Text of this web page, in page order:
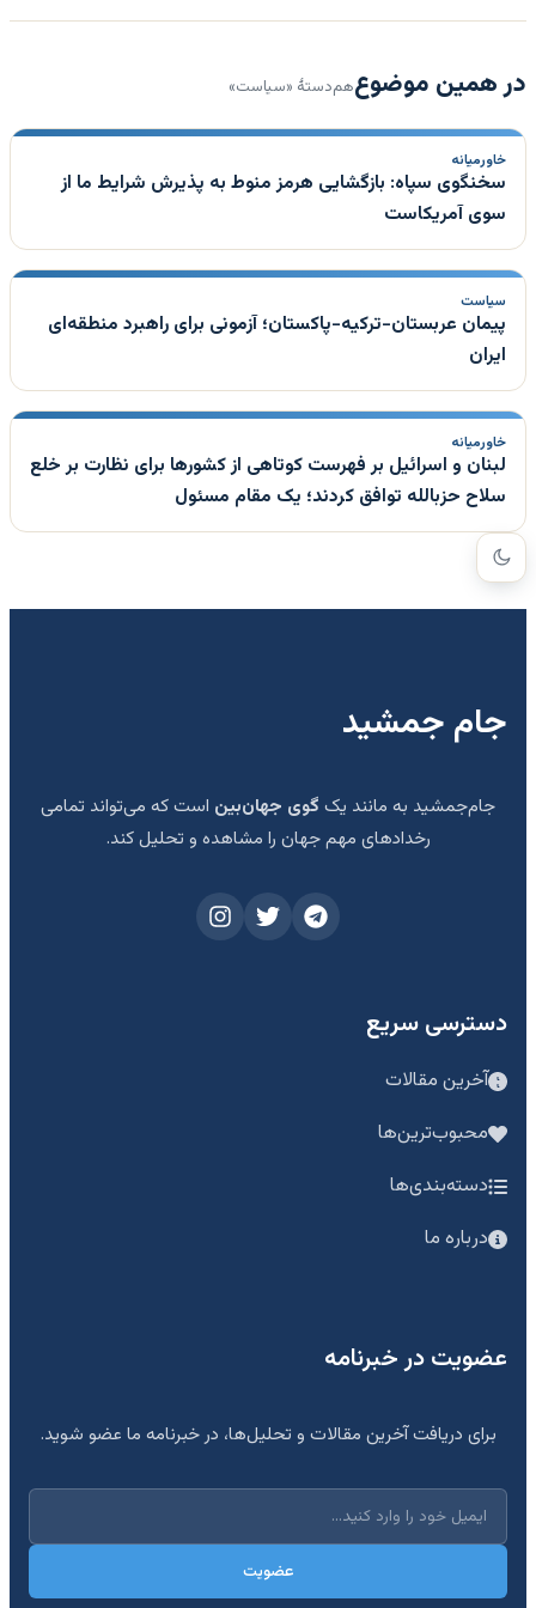
در همین موضوعهم‌دستهٔ «سیاست»
خاورمیانه
سخنگوی سپاه: بازگشایی هرمز منوط به پذیرش شرایط ما از
سوی آمریکاست
سیاست
پیمان عربستان-ترکیه-پاکستان؛ آزمونی برای راهبرد منطقه‌ای
ایران
خاورمیانه
لبنان و اسرائیل بر فهرست کوتاهی از کشورها برای نظارت بر خلع
سلاح حزبالله توافق کردند؛ یک مقام مسئول
جام جمشید
جام‌جمشید به مانند یک گوی جهان‌بین است که می‌تواند تمامی
رخدادهای مهم جهان را مشاهده و تحلیل کند.
دسترسی سریع
آخرین مقالات
محبوب‌ترین‌ها
دسته‌بندی‌ها
درباره ما
عضویت در خبرنامه
برای دریافت آخرین مقالات و تحلیل‌ها، در خبرنامه ما عضو شوید.
عضویت